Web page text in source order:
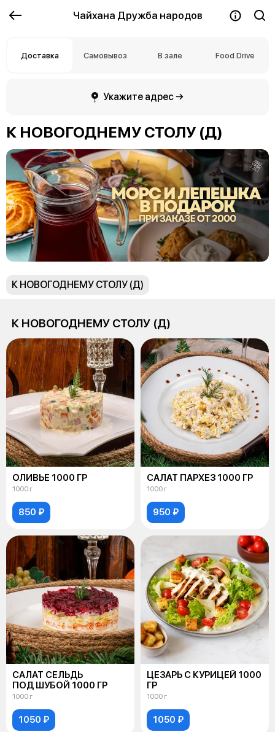
Чайхана Дружба народов
Доставка Самовывоз В зале Food Drive
Укажите адрес →
К НОВОГОДНЕМУ СТОЛУ (Д)
К НОВОГОДНЕМУ СТОЛУ (Д)
К НОВОГОДНЕМУ СТОЛУ (Д)
ОЛИВЬЕ 1000 ГР
1000 г
850 ₽
САЛАТ ПАРХЕЗ 1000 ГР
1000 г
950 ₽
САЛАТ СЕЛЬДЬ
ПОД ШУБОЙ 1000 ГР
1000 г
1050 ₽
ЦЕЗАРЬ С КУРИЦЕЙ 1000
ГР
1000 г
1050 ₽